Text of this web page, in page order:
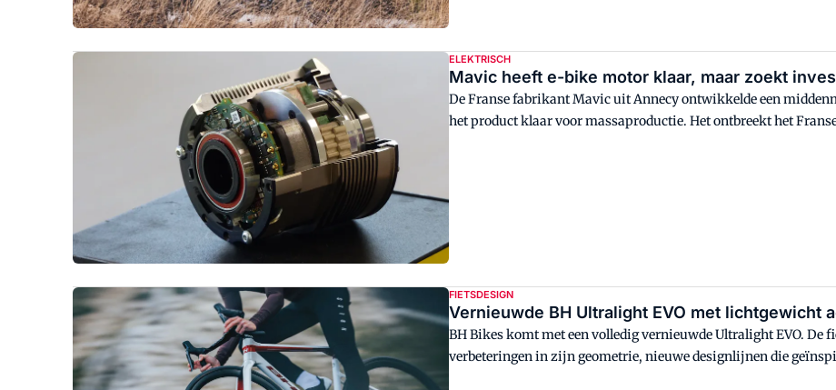
ELEKTRISCH
Mavic heeft e-bike motor klaar, maar zoekt
De Franse fabrikant Mavic uit Annecy ontwikkelde een
het product klaar voor massaproductie. Het ontbreekt het
FIETSDESIGN
Vernieuwde BH Ultralight EVO met lichtgewicht
BH Bikes komt met een volledig vernieuwde Ultralight EVO.
verbeteringen in zijn geometrie, nieuwe designlijnen die